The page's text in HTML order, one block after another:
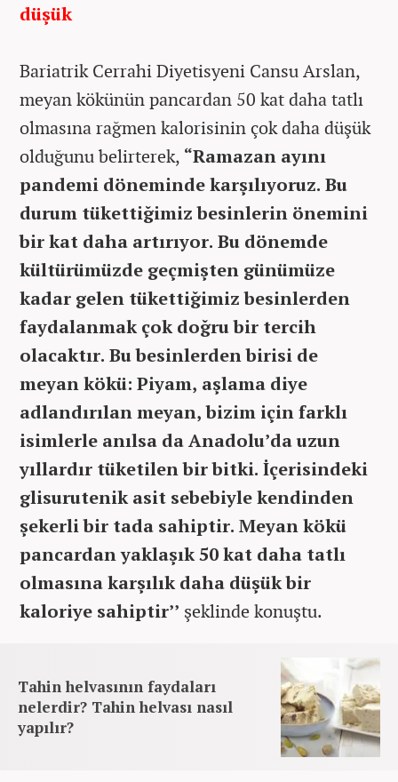
düşük
Bariatrik Cerrahi Diyetisyeni Cansu Arslan,
meyan kökünün pancardan 50 kat daha tatlı
olmasına rağmen kalorisinin çok daha düşük
olduğunu belirterek, “Ramazan ayını
pandemi döneminde karşılıyoruz. Bu
durum tükettiğimiz besinlerin önemini
bir kat daha artırıyor. Bu dönemde
kültürümüzde geçmişten günümüze
kadar gelen tükettiğimiz besinlerden
faydalanmak çok doğru bir tercih
olacaktır. Bu besinlerden birisi de
meyan kökü: Piyam, aşlama diye
adlandırılan meyan, bizim için farklı
isimlerle anılsa da Anadolu’da uzun
yıllardır tüketilen bir bitki. İçerisindeki
glisurutenik asit sebebiyle kendinden
şekerli bir tada sahiptir. Meyan kökü
pancardan yaklaşık 50 kat daha tatlı
olmasına karşılık daha düşük bir
kaloriye sahiptir’’ şeklinde konuştu.
Tahin helvasının faydaları
nelerdir? Tahin helvası nasıl
yapılır?